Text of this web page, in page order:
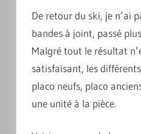
De retour du ski, je n’ai
bandes à joint, passé
Malgré tout le résultat
satisfaisant, les
placo neufs, placo
une unité à la pièce.